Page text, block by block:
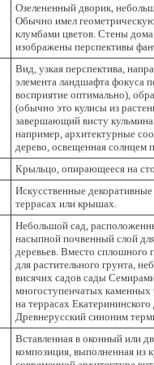
Озелененный дворик,
Обычно имел
клумбами цветов. Стены
изображены перспективы
Вид, узкая перспектива,
элемента ландшафта фокуса
восприятие оптимально),
(обычно это кулисы из
завершающий висту
например, архитектурные
дерево, освещенная солнцем
Крыльцо, опирающееся на
Искусственные
террасах или крышах.
Небольшой сад,
насыпной почвенный слой
деревьев. Вместо сплошного
для растительного грунта,
висячих садов сады
многоступенчатых каменных
на террасах
Древнерусский синоним
Вставленная в оконный или
композиция, выполненная из